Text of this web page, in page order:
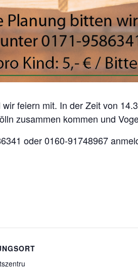
feiern mit. In der Zeit von
zusammen kommen und
oder 0160-91748967